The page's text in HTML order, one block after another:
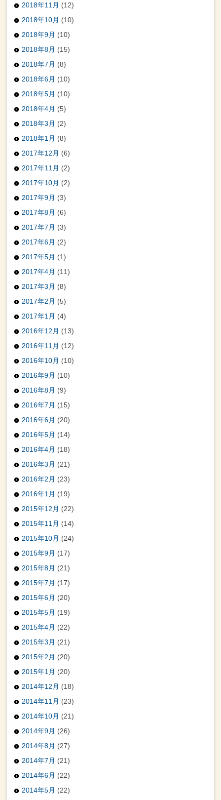
2018年11月 (12)
2018年10月 (10)
2018年9月 (10)
2018年8月 (15)
2018年7月 (8)
2018年6月 (10)
2018年5月 (10)
2018年4月 (5)
2018年3月 (2)
2018年1月 (8)
2017年12月 (6)
2017年11月 (2)
2017年10月 (2)
2017年9月 (3)
2017年8月 (6)
2017年7月 (3)
2017年6月 (2)
2017年5月 (1)
2017年4月 (11)
2017年3月 (8)
2017年2月 (5)
2017年1月 (4)
2016年12月 (13)
2016年11月 (12)
2016年10月 (10)
2016年9月 (10)
2016年8月 (9)
2016年7月 (15)
2016年6月 (20)
2016年5月 (14)
2016年4月 (18)
2016年3月 (21)
2016年2月 (23)
2016年1月 (19)
2015年12月 (22)
2015年11月 (14)
2015年10月 (24)
2015年9月 (17)
2015年8月 (21)
2015年7月 (17)
2015年6月 (20)
2015年5月 (19)
2015年4月 (22)
2015年3月 (21)
2015年2月 (20)
2015年1月 (20)
2014年12月 (18)
2014年11月 (23)
2014年10月 (21)
2014年9月 (26)
2014年8月 (27)
2014年7月 (21)
2014年6月 (22)
2014年5月 (22)